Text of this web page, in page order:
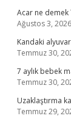
Acar ne demek
Ağustos 3, 2026
Kandaki
Temmuz 30,
7 aylık bebek
Temmuz 30,
Uzaklaştırma
Temmuz 29,